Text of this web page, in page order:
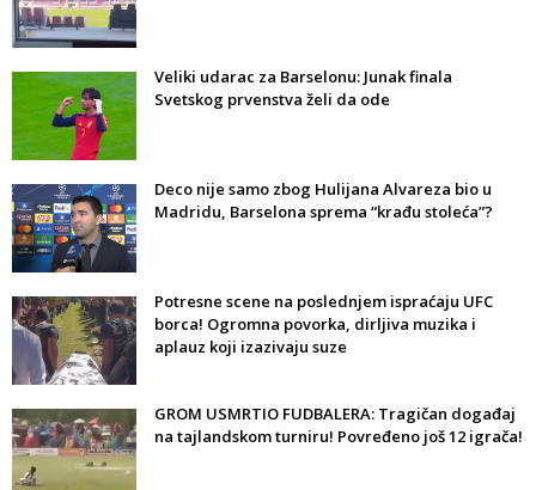
Veliki udarac za Barselonu: Junak finala
Svetskog prvenstva želi da ode
Deco nije samo zbog Hulijana Alvareza bio u
Madridu, Barselona sprema “krađu stoleća”?
Potresne scene na poslednjem ispraćaju UFC
borca! Ogromna povorka, dirljiva muzika i
aplauz koji izazivaju suze
GROM USMRTIO FUDBALERA: Tragičan događaj
na tajlandskom turniru! Povređeno još 12 igrača!